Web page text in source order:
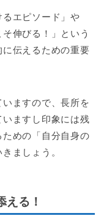
るエピソード」や
伸びる！」という
伝えるための重要
ますので、長所を
ますし印象には残
めの「自分自身の
ましょう。
える！